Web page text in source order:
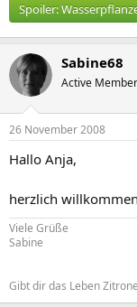
Spoiler:
Sabine68
Active Member
26 November 2008
Hallo Anja,
herzlich
Viele Grüße
Sabine
Gibt dir das Leben